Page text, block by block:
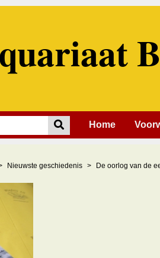
Home
Nieuwste geschiedenis De oorlog van de